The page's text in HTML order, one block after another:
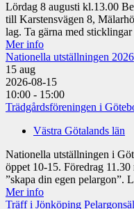
Lördag 8 augusti kl.13.00
till Karstensvägen 8,
lag. Ta gärna med
Mer info
Nationella utställningen 2026
15 aug
2026-08-15
10:00 - 15:00
Trädgårdsföreningen i
Västra Götalands län
Nationella utställningen i
öppet 10-15. Föredrag
”skapa din egen pelargon”.
Mer info
Träff i Jönköping